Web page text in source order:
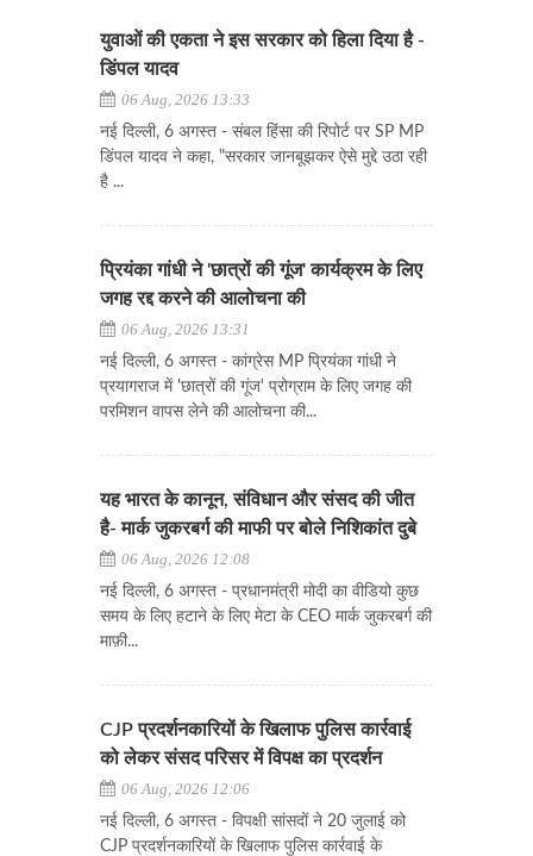
युवाओं की एकता ने इस सरकार को हिला दिया है -
डिंपल यादव
06 Aug, 2026 13:33
नई दिल्ली, 6 अगस्त - संबल हिंसा की रिपोर्ट पर SP MP
डिंपल यादव ने कहा, "सरकार जानबूझकर ऐसे मुद्दे उठा रही
है ...
प्रियंका गांधी ने 'छात्रों की गूंज' कार्यक्रम के लिए
जगह रद्द करने की आलोचना की
06 Aug, 2026 13:31
नई दिल्ली, 6 अगस्त - कांग्रेस MP प्रियंका गांधी ने
प्रयागराज में 'छात्रों की गूंज' प्रोग्राम के लिए जगह की
परमिशन वापस लेने की आलोचना की...
यह भारत के कानून, संविधान और संसद की जीत
है- मार्क जुकरबर्ग की माफी पर बोले निशिकांत दुबे
06 Aug, 2026 12:08
नई दिल्ली, 6 अगस्त - प्रधानमंत्री मोदी का वीडियो कुछ
समय के लिए हटाने के लिए मेटा के CEO मार्क जुकरबर्ग की
माफ़ी...
CJP प्रदर्शनकारियों के खिलाफ पुलिस कार्रवाई
को लेकर संसद परिसर में विपक्ष का प्रदर्शन
06 Aug, 2026 12:06
नई दिल्ली, 6 अगस्त - विपक्षी सांसदों ने 20 जुलाई को
CJP प्रदर्शनकारियों के खिलाफ पुलिस कार्रवाई के